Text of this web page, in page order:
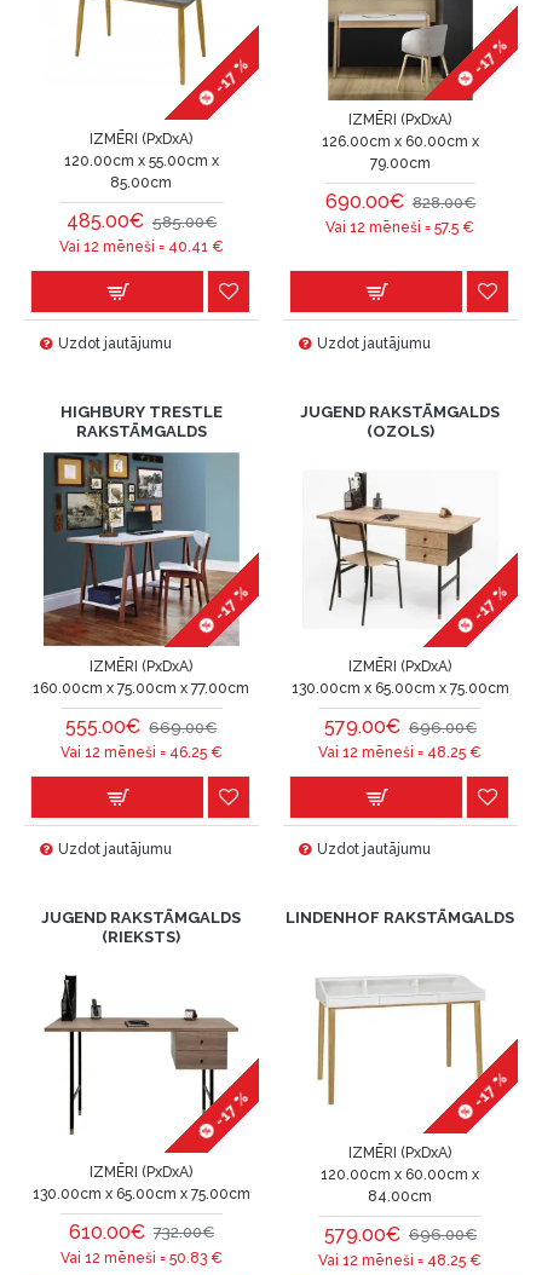
-17 %
IZMĒRI (PxDxA)
120.00cm x 55.00cm x
85.00cm
485.00€ 585.00€
Vai 12 mēneši = 40.41 €
Uzdot jautājumu
-17 %
IZMĒRI (PxDxA)
126.00cm x 60.00cm x
79.00cm
690.00€ 828.00€
Vai 12 mēneši =57.5 €
Uzdot jautājumu
HIGHBURY TRESTLE
RAKSTĀMGALDS
-17 %
IZMĒRI (PxDxA)
160.00cm x 75.00cm x 77.00cm
555.00€ 669.00€
Vai 12 mēneši = 46.25€
Uzdot jautājumu
JUGEND RAKSTĀMGALDS
(OZOLS)
-17 %
IZMĒRI (PxDxA)
130.00cm x 65.00cm x 75.00cm
579.00€ 696.00€
Vai 12 mēneši = 48.25 €
Uzdot jautājumu
JUGEND RAKSTĀMGALDS
(RIEKSTS)
-17 %
IZMĒRI (PxDxA)
130.00cm x 65.00cm x 75.00cm
610.00€ 732.00€
Vai 12 mēneši = 50.83€
LINDENHOF RAKSTĀMGALDS
-17 %
IZMĒRI (PxDxA)
120.00cm x 60.00cm x
84.00cm
579.00€ 696.00€
Vai 12 mēneši = 48.25 €